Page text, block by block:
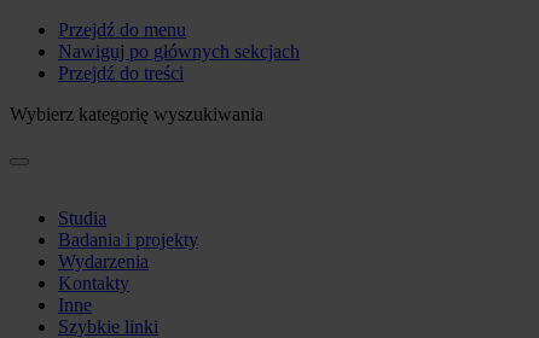
Przejdź do menu
Nawiguj po głównych sekcjach
Przejdź do treści
Wybierz kategorię wyszukiwania
Studia
Badania i projekty
Wydarzenia
Kontakty
Inne
Szybkie linki